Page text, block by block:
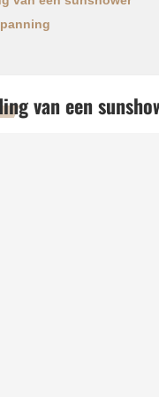
van een